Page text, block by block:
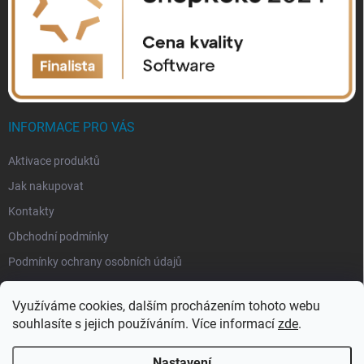
Využíváme cookies, dalším procházením tohoto webu
souhlasíte s jejich používáním. Více informací zde.
INFORMACE PRO VÁS
Aktivace produktů
Jak nakupovat
Kontakty
Obchodní podmínky
Podmínky ochrany osobních údajů